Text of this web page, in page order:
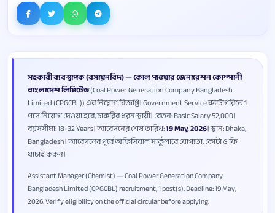
সহকারী ব্যবস্থাপক (রসায়নবিদ)—কোল পাওয়ার জেনারেশন কোম্পানী
বাংলাদেশ লিমিটেড(Coal Power Generation Company Bangladesh
Limited (CPGCBL)) এর নিয়োগ বিজ্ঞপ্তি। Government Service ক্যাটাগরিতে 1
পদে নিয়োগ দেওয়া হবে, চাকরির ধরন স্থায়ী। বেতন: Basic Salary 52,000।
বয়সসীমা: 18-32 Years। আবেদনের শেষ তারিখ:19 May, 2026। স্থান: Dhaka,
Bangladesh। আবেদনের পূর্বে অফিসিয়াল সার্কুলারে যোগ্যতা, কোটা ও ফি
যাচাই করুন।
Assistant Manager (Chemist) — Coal Power Generation Company
Bangladesh Limited (CPGCBL) recruitment, 1 post(s). Deadline: 19 May,
2026. Verify eligibility on the official circular before applying.